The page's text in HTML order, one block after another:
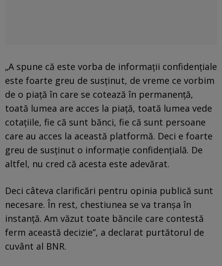
„A spune că este vorba de informații confidențiale
este foarte greu de susținut, de vreme ce vorbim
de o piață în care se cotează în permanență,
toată lumea are acces la piață, toată lumea vede
cotațiile, fie că sunt bănci, fie că sunt persoane
care au acces la această platformă. Deci e foarte
greu de susținut o informație confidențială. De
altfel, nu cred că acesta este adevărat.
Deci câteva clarificări pentru opinia publică sunt
necesare. În rest, chestiunea se va tranșa în
instanță. Am văzut toate băncile care contestă
ferm această decizie”, a declarat purtătorul de
cuvânt al BNR.